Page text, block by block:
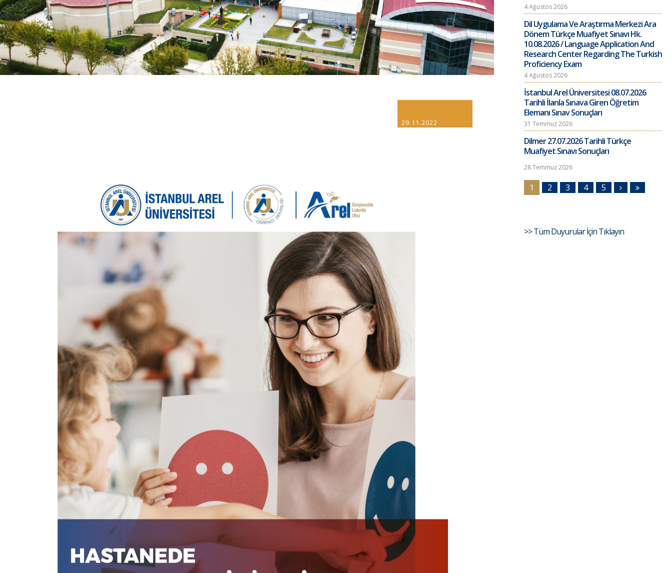
29.11.2022
4 Ağustos 2026
Dil Uygulama Ve Araştırma Merkezi Ara
Dönem Türkçe Muafiyet Sınavı Hk.
10.08.2026 / Language Application And
Research Center Regarding The Turkish
Proficiency Exam
4 Ağustos 2026
İstanbul Arel Üniversitesi 08.07.2026
Tarihli İlanla Sınava Giren Öğretim
Elemanı Sınav Sonuçları
31 Temmuz 2026
Dilmer 27.07.2026 Tarihli Türkçe
Muafiyet Sınavı Sonuçları
28 Temmuz 2026
1 2 3 4 5
>> Tüm Duyurular İçin Tıklayın